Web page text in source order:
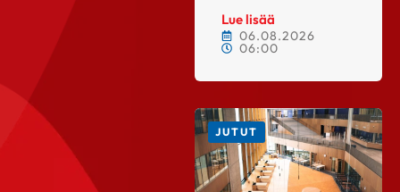
Lue lisää
06.08.2026
06:00
JUTUT